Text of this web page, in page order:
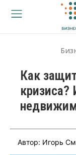
Как
кризиса?
Автор: Игорь